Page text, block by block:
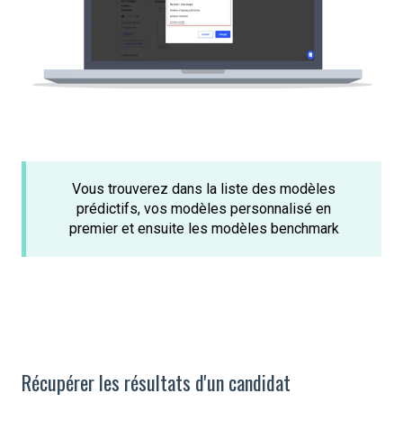
Vous trouverez dans la liste des modèles
prédictifs, vos modèles personnalisé en
premier et ensuite les modèles benchmark
Récupérer les résultats d'un candidat